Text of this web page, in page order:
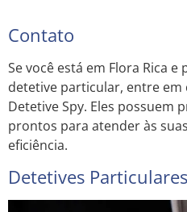
Contato
Se você está em Flora Rica
detetive particular, entre em
Detetive Spy. Eles possuem
prontos para atender às
eficiência.
Detetives